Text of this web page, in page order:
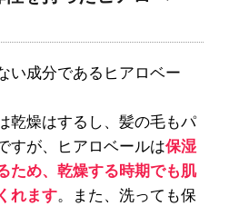
い成分であるヒアロベー
乾燥はするし、髪の毛もパ
すが、ヒアロベールは保湿
ため、乾燥する時期でも肌
れます。また、洗っても保